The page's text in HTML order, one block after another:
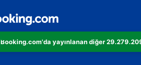
Booking.com'da yayınlanan diğer